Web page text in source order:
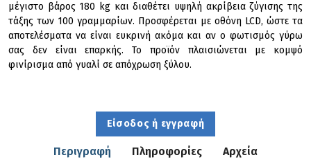
μέγιστο βάρος 180 kg και διαθέτει υψηλή ακρίβεια ζύγισης της
τάξης των 100 γραμμαρίων. Προσφέρεται με οθόνη LCD, ώστε τα
αποτελέσματα να είναι ευκρινή ακόμα και αν ο φωτισμός γύρω
σας δεν είναι επαρκής. Το προϊόν πλαισιώνεται με κομψό
φινίρισμα από γυαλί σε απόχρωση ξύλου.
Είσοδος ή εγγραφή
Περιγραφή Πληροφορίες Αρχεία